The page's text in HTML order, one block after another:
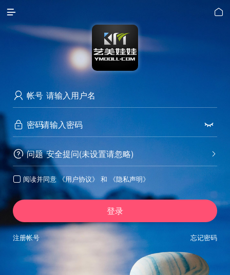
 
 帐号
 密码 
 问题 
安全提问(未设置请忽略)
 阅读并同意 《用户协议》 和 《隐私声明》
登录
忘记密码
注册帐号